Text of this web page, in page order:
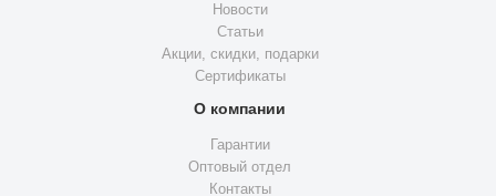
Новости
Статьи
Акции, скидки, подарки
Сертификаты
О компании
Гарантии
Оптовый отдел
Контакты